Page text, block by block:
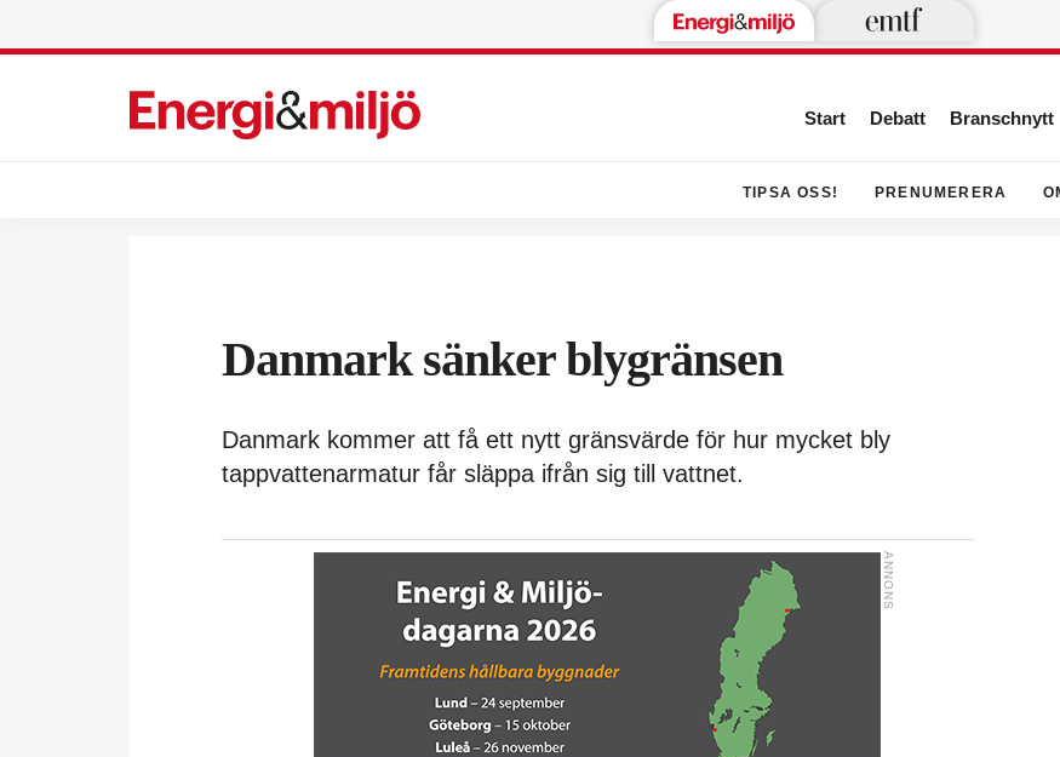
Start Debatt Branschnytt
TIPSA OSS! PRENUMERERA
Danmark sänker blygränsen
Danmark kommer att få ett nytt gränsvärde för hur mycket bly
tappvattenarmatur får släppa ifrån sig till vattnet.